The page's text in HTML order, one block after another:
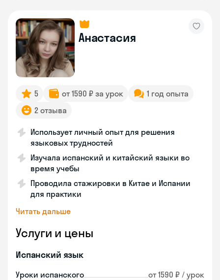
Анастасия
5 от 1590 ₽ за урок
1 год опыта
2 отзыва
Использует личный опыт для решения
языковых трудностей
Изучала испанский и китайский языки во
время учебы
Проводила стажировки в Китае и Испании
для практики
Читать дальше
Услуги и цены
Испанский язык
Уроки испанского от 1590 ₽ / урок